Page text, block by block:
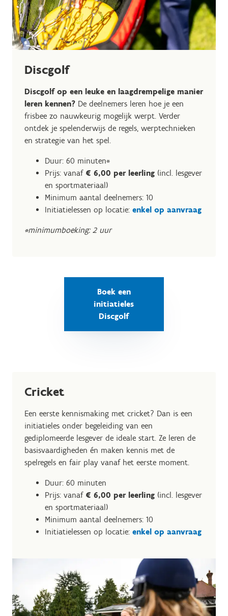
Discgolf
Discgolfop een leuke en laagdrempelige manier
leren kennen? De deelnemers leren hoe je een
frisbee zo nauwkeurig mogelijk werpt. Verder
ontdek je spelenderwijs de regels, werptechnieken
en strategie van het spel.
Duur: 60 minuten*
Prijs: vanaf € 6,00 per leerling (incl. lesgever
en sportmateriaal)
Minimum aantal deelnemers: 10
Initiatielessen op locatie: enkel op aanvraag
*minimumboeking: 2 uur
Boek een
initiatieles
Discgolf
Cricket
Een eerste kennismaking met cricket? Dan is een
initiatieles onder begeleiding van een
gediplomeerde lesgever de ideale start. Ze leren de
basisvaardigheden én maken kennis met de
spelregels en fair play vanaf het eerste moment.
Duur: 60 minuten
Prijs: vanaf € 6,00 per leerling (incl. lesgever
en sportmateriaal)
Minimum aantal deelnemers: 10
Initiatielessen op locatie: enkel op aanvraag